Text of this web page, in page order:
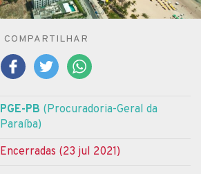
COMPARTILHAR
PGE-PB (Procuradoria-Geral da
Paraíba)
Encerradas (23 jul 2021)